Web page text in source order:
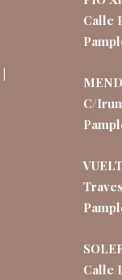
Calle
C/
Calle